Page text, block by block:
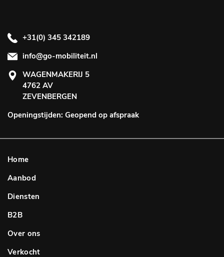
+31(0) 345 342189
info@go-mobiliteit.nl
WAGENMAKERIJ 5
4762 AV
ZEVENBERGEN
Openingstijden: Geopend op afspraak
Home
Aanbod
Diensten
B2B
Over ons
Verkocht